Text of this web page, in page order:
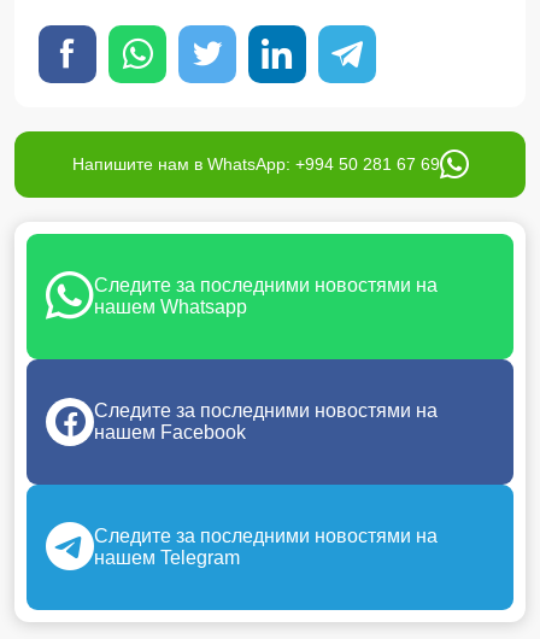
Напишите нам в WhatsApp: +994 50 281 67 69
Следите за последними новостями на
нашем Whatsapp
Следите за последними новостями на
нашем Facebook
Следите за последними новостями на
нашем Telegram